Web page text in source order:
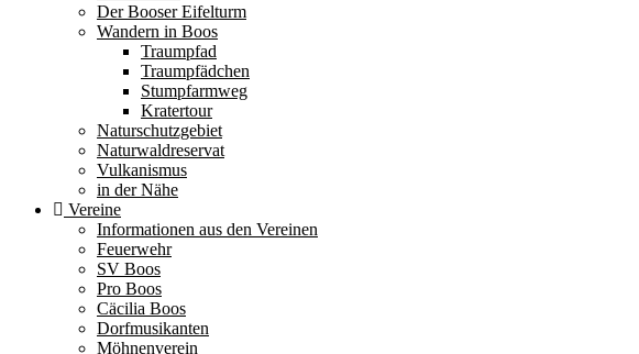
Der Booser Eifelturm
Wandern in Boos
Traumpfad
Traumpfädchen
Stumpfarmweg
Kratertour
Naturschutzgebiet
Naturwaldreservat
Vulkanismus
in der Nähe
Vereine
Informationen aus den Vereinen
Feuerwehr
SV Boos
Pro Boos
Cäcilia Boos
Dorfmusikanten
Möhnenverein